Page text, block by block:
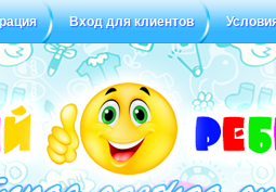
Вход для клиентов